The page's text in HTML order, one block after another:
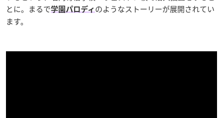
とに。まるで学園パロディ のようなストーリーが展開されてい
ます。